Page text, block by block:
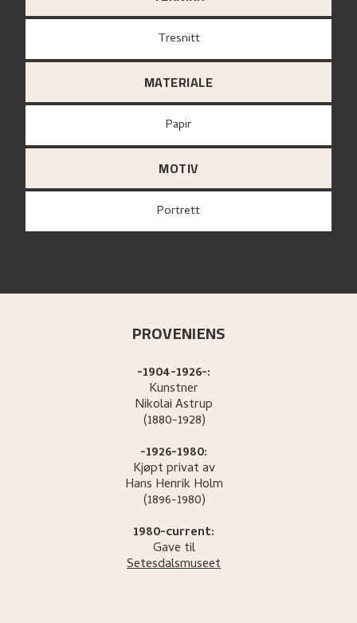
Tresnitt
MATERIALE
papir
MOTIV
Portrett
PROVENIENS
-1904-1926-:
Kunstner
NikolaiAstrup
(1880-1928)
-1926-1980:
Kjøpt privat av
Hans Henrik Holm
(1896-1980)
1980-current:
Gave til
Setesdalsmuseet